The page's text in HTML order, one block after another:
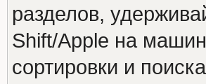
разделов,
Shift/Apple на
сортировки и